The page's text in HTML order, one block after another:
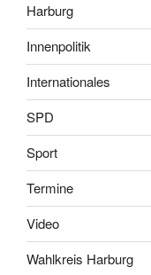
Harburg
Innenpolitik
Internationales
SPD
Sport
Termine
Video
Wahlkreis Harburg